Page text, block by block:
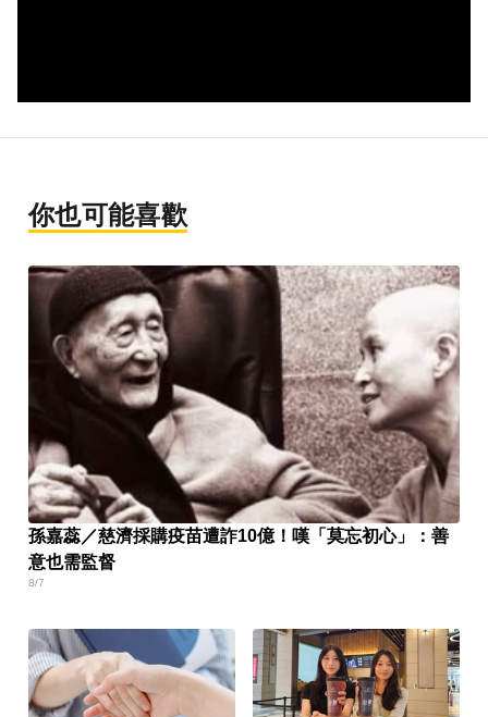
你也可能喜歡
孫嘉蕊／慈濟採購疫苗遭詐10億！嘆「莫忘初心」：善
意也需監督
8/7